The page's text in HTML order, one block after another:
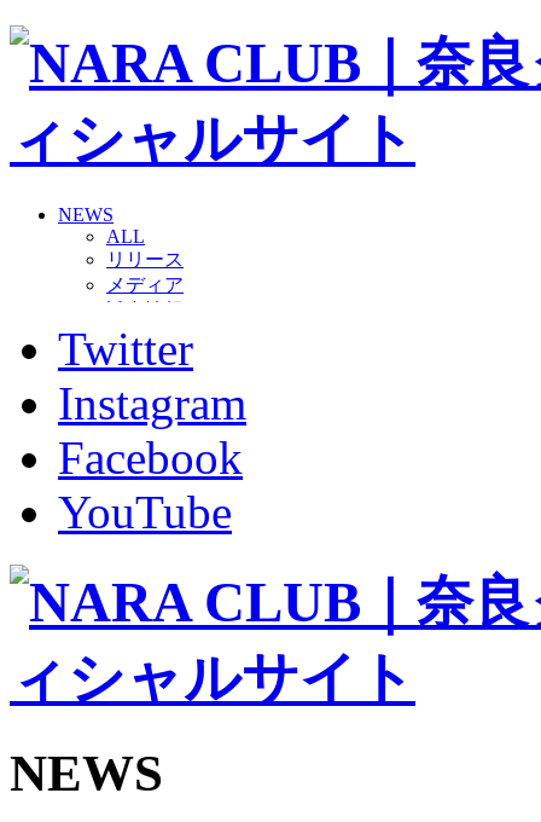
NEWS
ALL
リリース
メディア
グッズ
ファンコミュニティ
ホームタウン
コラム
その他
TEAM
2026/27トップチーム
2026/27トップチームスタッフ
バモス
チアダンススクール
ボランティアチーム「volundeer」
ビクトリーロード
HOMEGAME
観戦ルール＆マナー
Jリーグ運営管理規定
写真・動画使用ガイドライン
Twitter
Instagram
Facebook
YouTube
NEWS